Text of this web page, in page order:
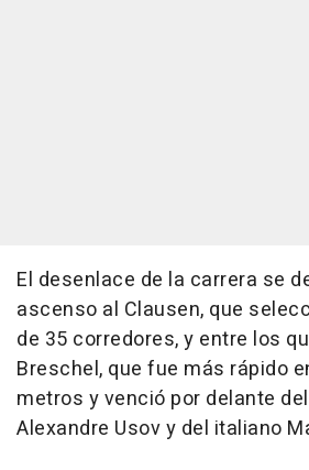
El desenlace de la carrera se
ascenso al Clausen, que
de 35 corredores, y entre los
Breschel, que fue más rápido
metros y venció por delante
Alexandre Usov y del italiano